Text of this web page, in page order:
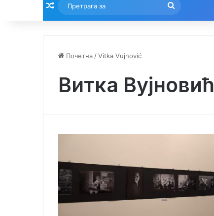
Насумични текстови
за
Почетна /Vitka Vujnović
Витка Вујновић